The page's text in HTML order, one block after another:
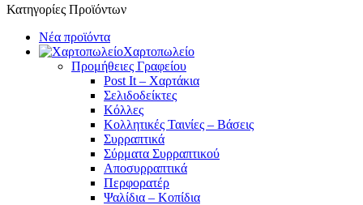
Κατηγορίες Προϊόντων
Νέα προϊόντα
Χαρτοπωλείο
Προμήθειες Γραφείου
Post It – Χαρτάκια
Σελιδοδείκτες
Κόλλες
Κολλητικές Ταινίες – Βάσεις
Συρραπτικά
Σύρματα Συρραπτικού
Αποσυρραπτικά
Περφορατέρ
Ψαλίδια – Κοπίδια